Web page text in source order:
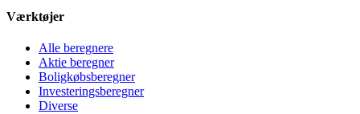
Værktøjer
Alle beregnere
Aktie beregner
Boligkøbsberegner
Investeringsberegner
Diverse